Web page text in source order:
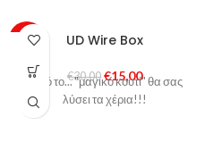
-50%
HOT
UD Wire Box
€30,00 €15,00
Αυτό το... "μαγικό κουτί" θα σας
λύσει τα χέρια!!!